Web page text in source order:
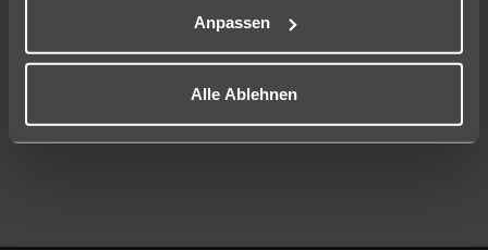
Anpassen
Alle Ablehnen